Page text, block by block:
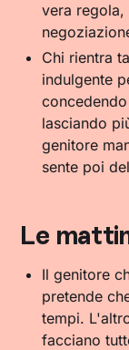
vera regola,
Chi rientra
indulgente
lasciando
genitore
sente poi
Le
Il genitore
pretende
tempi.
facciano